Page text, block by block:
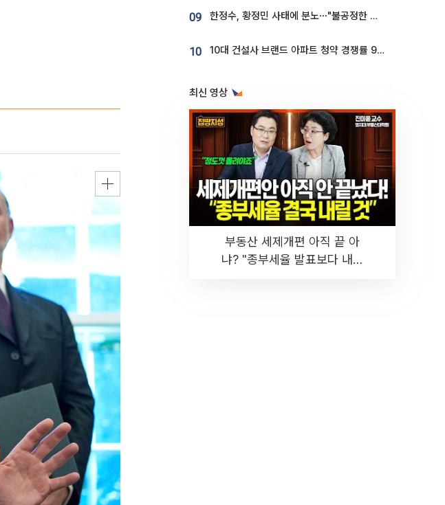
09 한정수, 황정민 사태에 분노⋯"불공정한 게임, 폭로자도 오픈 하라"
10 10대 건설사 브랜드 아파트 청약 경쟁률 9.85대 1…일반 단지의 4배
최신 영상
부동산 세제개편 아직 끝 아
냐? "종부세율 발표보다 내릴